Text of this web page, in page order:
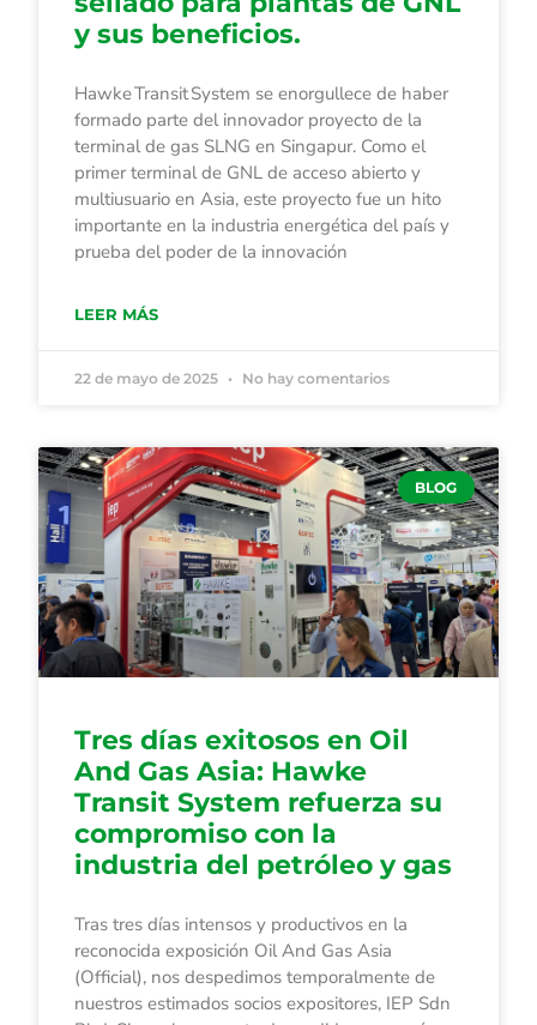
y sus beneficios.
Hawke Transit System se enorgullece de haber
formado parte del innovador proyecto de la
terminal de gas SLNG en Singapur. Como el
primer terminal de GNL de acceso abierto y
multiusuario en Asia, este proyecto fue un hito
importante en la industria energética del país y
prueba del poder de la innovación
LEER MÁS
22 de mayo de 2025 No hay comentarios
BLOG
Tres días exitosos en Oil
And Gas Asia: Hawke
Transit System refuerza su
compromiso con la
industria del petróleo y gas
Tras tres días intensos y productivos en la
reconocida exposición Oil And Gas Asia
(Official), nos despedimos temporalmente de
nuestros estimados socios expositores, IEP Sdn